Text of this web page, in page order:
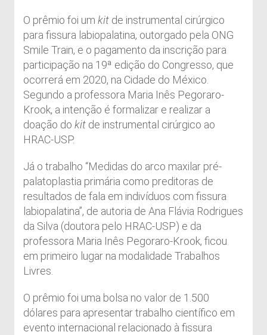
O prêmio foi um kit de instrumental cirúrgico
para fissura labiopalatina, outorgado pela ONG
Smile Train, e o pagamento da inscrição para
participação na 19ª edição do Congresso, que
ocorrerá em 2020, na Cidade do México.
Segundo a professora Maria Inês Pegoraro-
Krook, a intenção é formalizar e realizar a
doação do kit de instrumental cirúrgico ao
HRAC-USP.
Já o trabalho “Medidas do arco maxilar pré-
palatoplastia primária como preditoras de
resultados de fala em indivíduos com fissura
labiopalatina”, de autoria de Ana Flávia Rodrigues
da Silva (doutora pelo HRAC-USP) e da
professora Maria Inês Pegoraro-Krook, ficou
em primeiro lugar na modalidade Trabalhos
Livres.
O prêmio foi uma bolsa no valor de 1.500
dólares para apresentar trabalho científico em
evento internacional relacionado à fissura